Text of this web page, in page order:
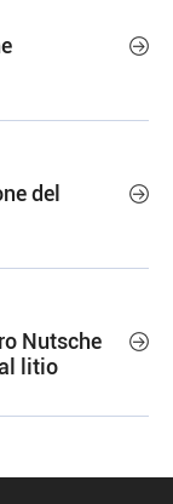

del

Nutsche
litio
